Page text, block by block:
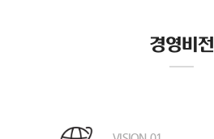
경영비전